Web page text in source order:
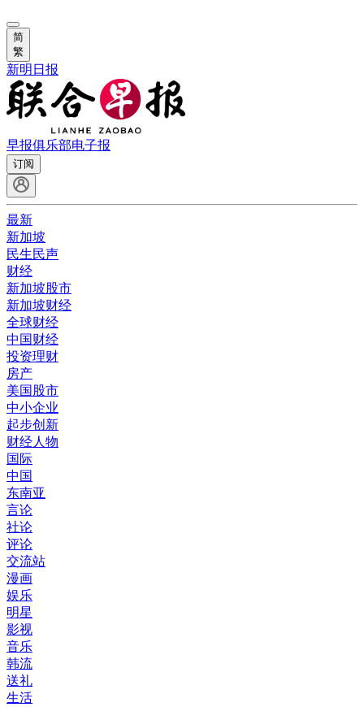
简
繁
新明日报
早报俱乐部电子报
订阅
最新
新加坡
民生民声
财经
新加坡股市
新加坡财经
全球财经
中国财经
投资理财
房产
美国股市
中小企业
起步创新
财经人物
国际
中国
东南亚
言论
社论
评论
交流站
漫画
娱乐
明星
影视
音乐
韩流
送礼
生活